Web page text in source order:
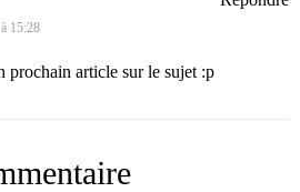
15:28
prochain article sur le sujet :p